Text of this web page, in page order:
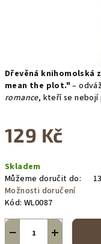
Dřevěná knihomolská
mean the plot." –
romance, kteří se nebojí
129 Kč
cena:
Skladem
Můžeme doručit do:
Možnosti doručení
Kód: WL0087
+
−